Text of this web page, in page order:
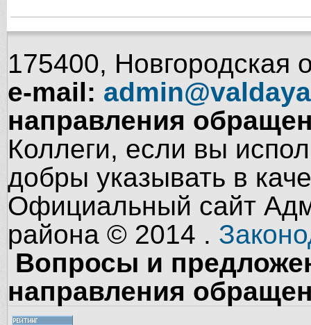
175400, Новгородская
e-mail:
направления
Коллеги, если вы
добры указывать в
Официальный сайт
района © 2014 .
Вопросы и
направления